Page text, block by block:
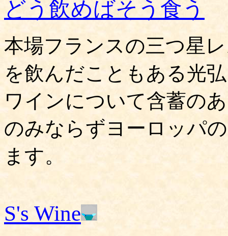
どう飲めばそう食う
本場フランスの三つ星
を飲んだこともある光
ワインについて含蓄の
のみならずヨーロッパ
ます。
S's Wine